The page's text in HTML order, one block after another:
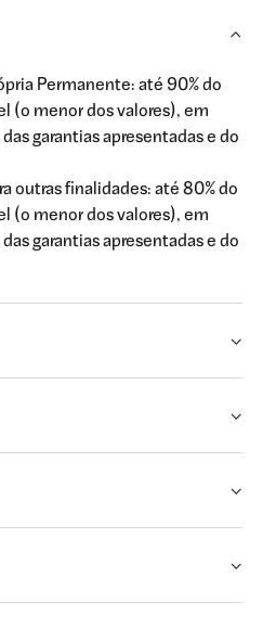
Permanente: até 90% do
(o menor dos valores), em
garantias apresentadas e do
outras finalidades: até 80% do
(o menor dos valores), em
garantias apresentadas e do